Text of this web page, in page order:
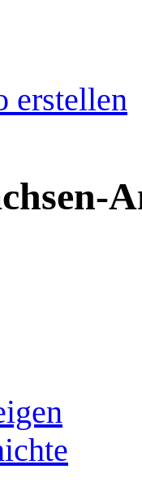
erstellen